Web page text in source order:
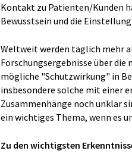
Kontakt zu Patienten/Kunden
Bewusstsein und die
Weltweit werden täglich mehr
Forschungsergebnisse über die
mögliche "Schutzwirkung" in
insbesondere solche mit einer
Zusammenhänge noch unklar
ein wichtiges Thema, wenn es
Zu den wichtigsten